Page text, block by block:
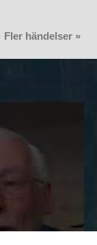
Fler händelser »